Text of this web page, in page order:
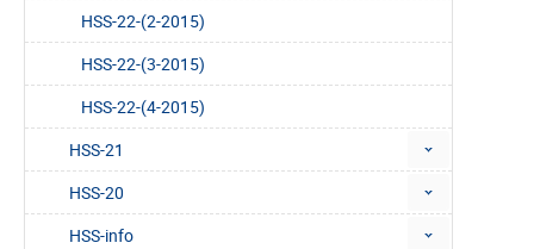
HSS-22-(2-2015)
HSS-22-(3-2015)
HSS-22-(4-2015)
HSS-21
HSS-20
HSS-info